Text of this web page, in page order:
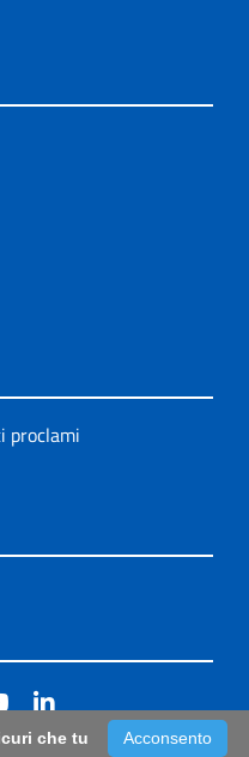
proclami
Acconsento
che tu